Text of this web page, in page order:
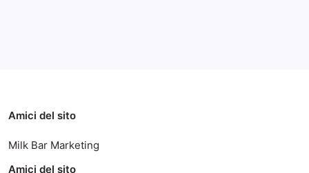
Amici del sito
Milk Bar Marketing
Amici del sito